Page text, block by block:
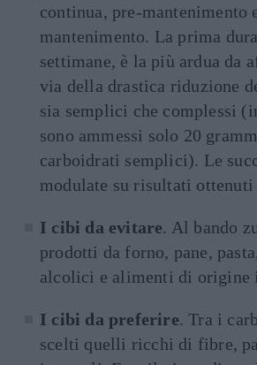
continua, pre-mantenimento
mantenimento. La prima
settimane, è la più ardua da
via della drastica riduzione
sia semplici che complessi
sono ammessi solo 20
carboidrati semplici). Le
modulate su risultati
I cibi da evitare. Al bando
prodotti da forno, pane,
alcolici e alimenti di origine
I cibi da preferire. Tra i
scelti quelli ricchi di fibre,